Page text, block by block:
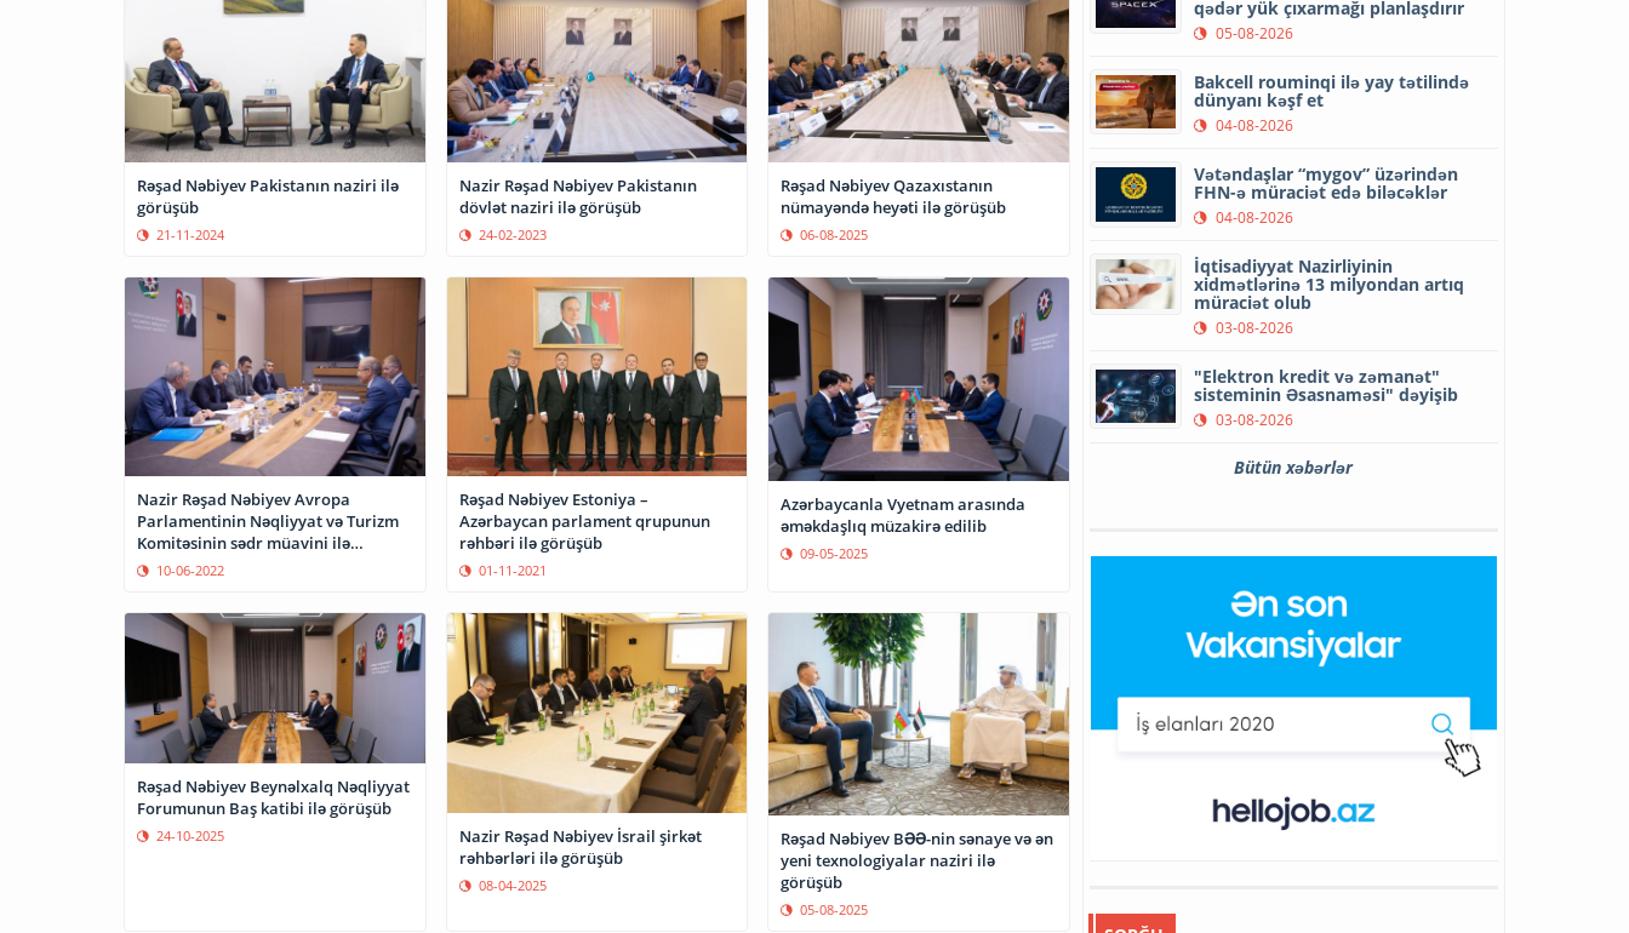
Rəşad Nəbiyev Pakistanın naziri ilə
görüşüb
21-11-2024
Nazir Rəşad Nəbiyev Pakistanın
dövlət naziri ilə görüşüb
24-02-2023
Rəşad Nəbiyev Qazaxıstanın
nümayəndə heyəti ilə görüşüb
06-08-2025
Nazir Rəşad Nəbiyev Avropa
Parlamentinin Nəqliyyat və Turizm
Komitəsinin sədr müavini ilə
görüşüb
10-06-2022
Rəşad Nəbiyev Estoniya –
Azərbaycan parlament qrupunun
rəhbəri ilə görüşüb
01-11-2021
Azərbaycanla Vyetnam arasında
əməkdaşlıq müzakirə edilib
09-05-2025
Rəşad Nəbiyev Beynəlxalq Nəqliyyat
Forumunun Baş katibi ilə görüşüb
24-10-2025
Nazir Rəşad Nəbiyev İsrail şirkət
rəhbərləri ilə görüşüb
08-04-2025
Rəşad Nəbiyev BƏƏ-nin sənaye və ən
yeni texnologiyalar naziri ilə
görüşüb
05-08-2025
qədər yük çıxarmağı planlaşdırır
05-08-2026
Bakcell rouminqi ilə yay tətilində
dünyanı kəşf et
04-08-2026
Vətəndaşlar “mygov” üzərindən
FHN-ə müraciət edə biləcəklər
04-08-2026
İqtisadiyyat Nazirliyinin
xidmətlərinə 13 milyondan artıq
müraciət olub
03-08-2026
"Elektron kredit və zəmanət"
sisteminin Əsasnaməsi" dəyişib
03-08-2026
Bütün xəbərlər